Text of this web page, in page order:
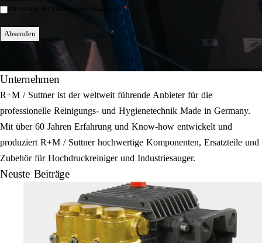
Einwilligung
Ich stimme der Datenschutzerklärung zu.*
Absenden
Unternehmen
R+M / Suttner ist der weltweit führende Anbieter für die
professionelle Reinigungs- und Hygienetechnik Made in Germany.
Mit über 60 Jahren Erfahrung und Know-how entwickelt und
produziert R+M / Suttner hochwertige Komponenten, Ersatzteile und
Zubehör für Hochdruckreiniger und Industriesauger.
Neuste Beiträge